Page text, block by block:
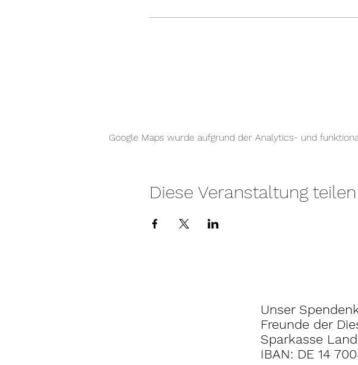
Google Maps wurde aufgrund der Analytics- und
Diese Veranstaltung teilen
Unser
Freunde der
Sparkasse
IBAN: DE 14